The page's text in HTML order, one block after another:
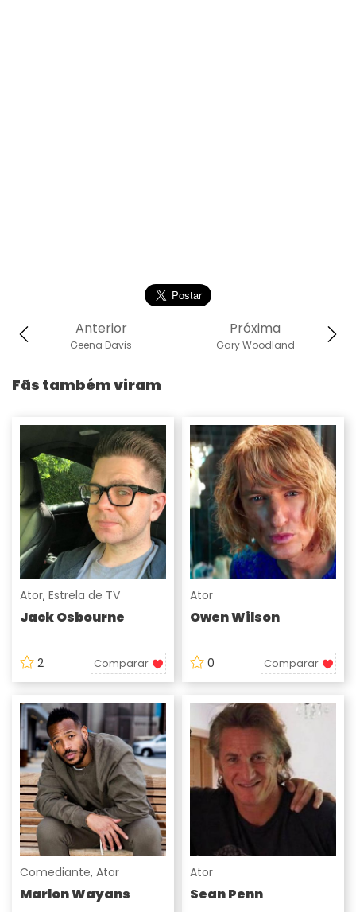
Próxima
Gary Woodland
Anterior
Geena Davis
Fãs também viram
Ator, Estrela de TV
Jack Osbourne
2 Comparar
Ator
Owen Wilson
0 Comparar
Comediante, Ator
Marlon Wayans
Ator
Sean Penn